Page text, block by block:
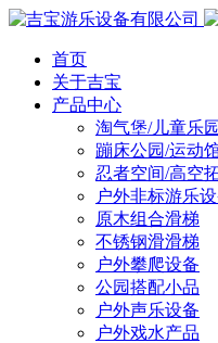
首页
关于吉宝
产品中心
淘气堡/儿童乐园
蹦床公园/运动
忍者空间/高空
户外非标游乐
原木组合滑梯
不锈钢滑滑梯
户外攀爬设备
公园搭配小品
户外声乐设备
户外戏水产品